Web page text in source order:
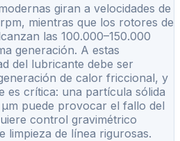
giran a velocidades de
mientras que los rotores de
las 100.000–150.000
generación. A estas
del lubricante debe ser
de calor friccional, y
es crítica: una partícula sólida
puede provocar el fallo del
control gravimétrico
limpieza de línea rigurosas.